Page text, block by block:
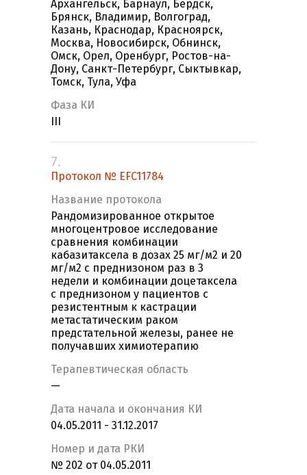
Архангельск, Барнаул, Бердск,
Брянск, Владимир, Волгоград,
Казань, Краснодар, Красноярск,
Москва, Новосибирск, Обнинск,
Омск, Орел, Оренбург, Ростов-на-
Дону, Санкт-Петербург, Сыктывкар,
Томск, Тула, Уфа
Фаза КИ
7.
Протокол № EFC11784
Название протокола
Рандомизированное открытое
многоцентровое исследование
сравнения комбинации
кабазитаксела в дозах 25 мг/м2 и 20
мг/м2 с преднизоном раз в 3
недели и комбинации доцетаксела
с преднизоном у пациентов с
резистентным к кастрации
метастатическим раком
предстательной железы, ранее не
получавших химиотерапию
Терапевтическая область
—
Дата начала и окончания КИ
04.05.2011 - 31.12.2017
Номер и дата РКИ
№ 202 от 04.05.2011